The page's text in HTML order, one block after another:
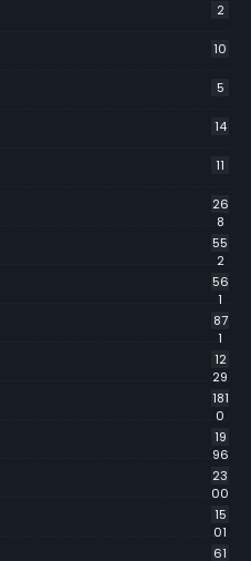
2
10
5
14
11
26
8
55
2
56
1
87
1
12
29
181
0
19
96
23
00
15
01
61